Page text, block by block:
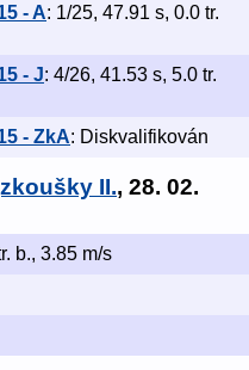
- A: 1/25, 47.91 s, 0.0 tr.
- J: 4/26, 41.53 s, 5.0 tr.
- ZkA: Diskvalifikován
II., 28. 02.
b., 3.85 m/s